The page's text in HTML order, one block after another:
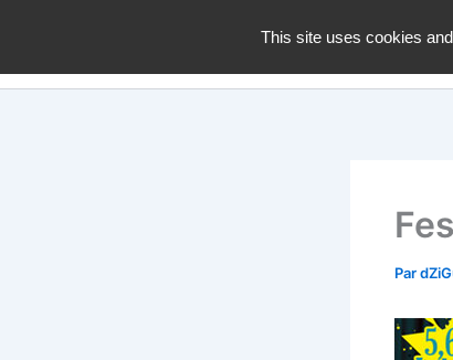
contenu
Par
This site uses cookies